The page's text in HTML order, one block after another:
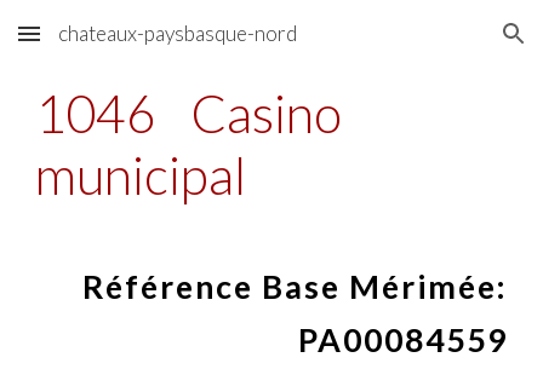
Skip to main content Skip to navigation
chateaux-paysbasque-nord
1046
Casino
municipal
Référence Base Mérimée:
PA00084559